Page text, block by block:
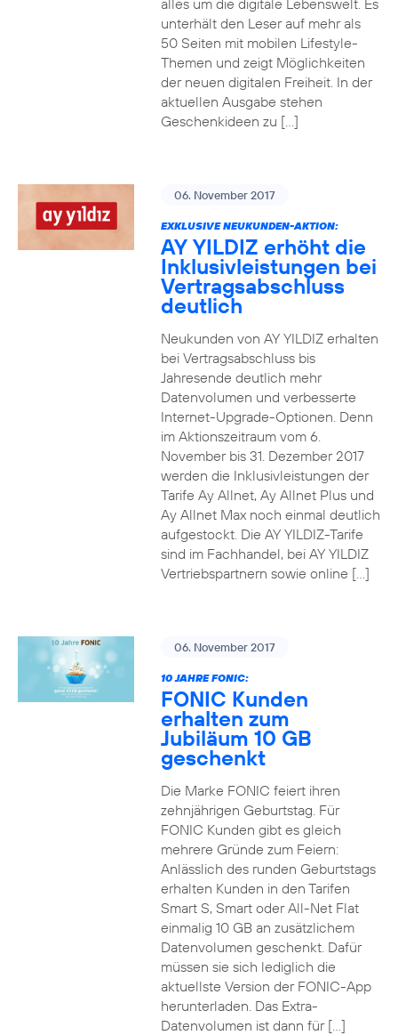
alles um die digitale Lebenswelt. Es
unterhält den Leser auf mehr als
50 Seiten mit mobilen Lifestyle-
Themen und zeigt Möglichkeiten
der neuen digitalen Freiheit. In der
aktuellen Ausgabe stehen
Geschenkideen zu […]
06. November 2017
EXKLUSIVE NEUKUNDEN-AKTION:
AY YILDIZ erhöht die
Inklusivleistungen bei
Vertragsabschluss
deutlich
Neukunden von AY YILDIZ erhalten
bei Vertragsabschluss bis
Jahresende deutlich mehr
Datenvolumen und verbesserte
Internet-Upgrade-Optionen. Denn
im Aktionszeitraum vom 6.
November bis 31. Dezember 2017
werden die Inklusivleistungen der
Tarife Ay Allnet, Ay Allnet Plus und
Ay Allnet Max noch einmal deutlich
aufgestockt. Die AY YILDIZ-Tarife
sind im Fachhandel, bei AY YILDIZ
Vertriebspartnern sowie online […]
06. November 2017
10 JAHRE FONIC:
FONIC Kunden
erhalten zum
Jubiläum 10 GB
geschenkt
Die Marke FONIC feiert ihren
zehnjährigen Geburtstag. Für
FONIC Kunden gibt es gleich
mehrere Gründe zum Feiern:
Anlässlich des runden Geburtstags
erhalten Kunden in den Tarifen
Smart S, Smart oder All-Net Flat
einmalig 10 GB an zusätzlichem
Datenvolumen geschenkt. Dafür
müssen sie sich lediglich die
aktuellste Version der FONIC-App
herunterladen. Das Extra-
Datenvolumen ist dann für […]